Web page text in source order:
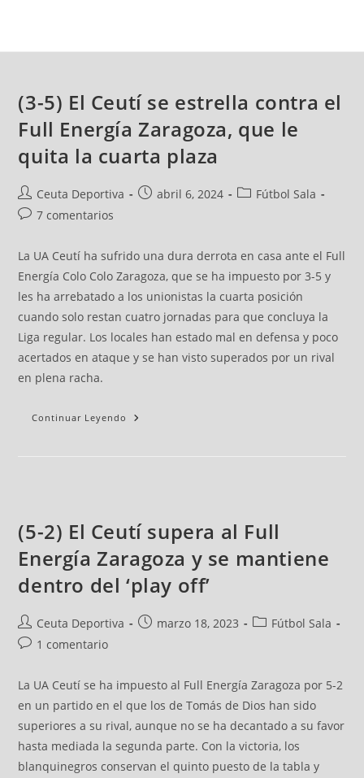
(3-5) El Ceutí se estrella contra el
Full Energía Zaragoza, que le
quita la cuarta plaza
Ceuta Deportiva abril 6, 2024
Fútbol Sala
7 comentarios
La UA Ceutí ha sufrido una dura derrota en casa ante el Full
Energía Colo Colo Zaragoza, que se ha impuesto por 3-5 y
les ha arrebatado a los unionistas la cuarta posición
cuando solo restan cuatro jornadas para que concluya la
Liga regular. Los locales han estado mal en defensa y poco
acertados en ataque y se han visto superados por un rival
en plena racha.
Continuar Leyendo
(5-2) El Ceutí supera al Full
Energía Zaragoza y se mantiene
dentro del ‘play off’
Ceuta Deportiva marzo 18, 2023
Fútbol Sala
1 comentario
La UA Ceutí se ha impuesto al Full Energía Zaragoza por 5-2
en un partido en el que los de Tomás de Dios han sido
superiores a su rival, aunque no se ha decantado a su favor
hasta mediada la segunda parte. Con la victoria, los
blanquinegros conservan el quinto puesto de la tabla y